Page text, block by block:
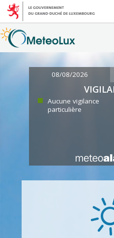
08/08/2026
Aucune vigilance
particulière